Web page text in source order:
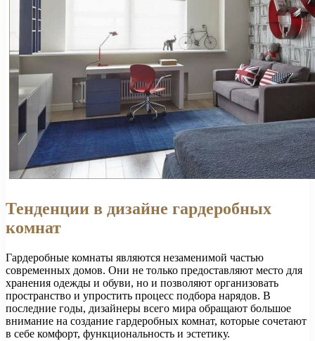
Тенденции в дизайне гардеробных
комнат
Гардеробные комнаты являются незаменимой частью
современных домов. Они не только предоставляют место для
хранения одежды и обуви, но и позволяют организовать
пространство и упростить процесс подбора нарядов. В
последние годы, дизайнеры всего мира обращают большое
внимание на создание гардеробных комнат, которые сочетают
в себе комфорт, функциональность и эстетику.